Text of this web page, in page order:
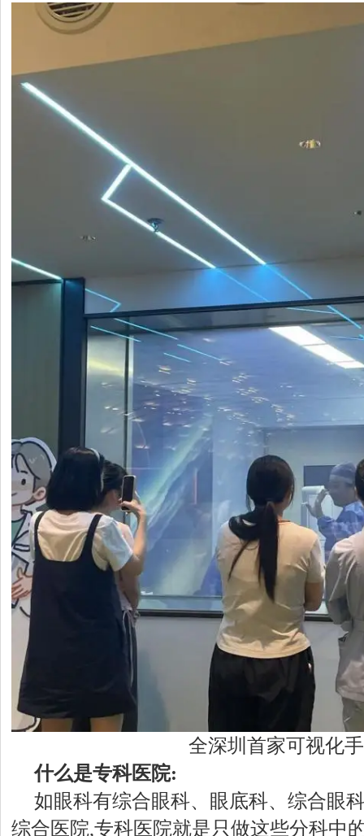
全深圳首家可视化
什么是专科医院:
如眼科有综合眼科、眼底科、综合眼
综合医院,专科医院就是只做这些分科中